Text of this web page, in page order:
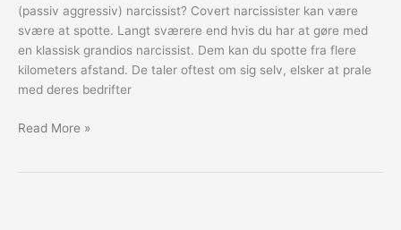
(passiv aggressiv) narcissist? Covert narcissister kan være
svære at spotte. Langt sværere end hvis du har at gøre med
en klassisk grandios narcissist. Dem kan du spotte fra flere
kilometers afstand. De taler oftest om sig selv, elsker at prale
med deres bedrifter
Read More »